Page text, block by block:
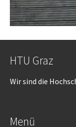
HTU Graz
Wir sind die
Menü